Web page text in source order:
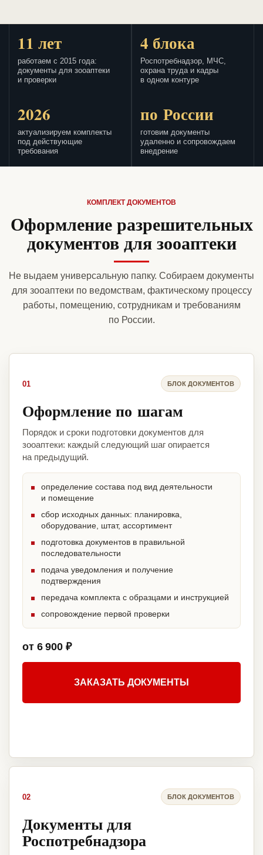
11 лет
работаем с 2015 года:
документы для зооаптеки
и проверки
4 блока
Роспотребнадзор, МЧС,
охрана труда и кадры
в одном контуре
2026
актуализируем комплекты
под действующие
требования
по России
готовим документы
удаленно и сопровождаем
внедрение
КОМПЛЕКТ ДОКУМЕНТОВ
Оформление разрешительных
документов для зооаптеки
Не выдаем универсальную папку. Собираем документы
для зооаптеки по ведомствам, фактическому процессу
работы, помещению, сотрудникам и требованиям
по России.
01 БЛОК ДОКУМЕНТОВ
Оформление по шагам
Порядок и сроки подготовки документов для
зооаптеки: каждый следующий шаг опирается
на предыдущий.
определение состава под вид деятельности
и помещение
сбор исходных данных: планировка,
оборудование, штат, ассортимент
подготовка документов в правильной
последовательности
подача уведомления и получение
подтверждения
передача комплекта с образцами и инструкцией
сопровождение первой проверки
от 6 900 ₽
ЗАКАЗАТЬ ДОКУМЕНТЫ
02 БЛОК ДОКУМЕНТОВ
Документы для
Роспотребнадзора